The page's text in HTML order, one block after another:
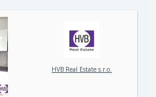
HVB Real Estate s.r.o.